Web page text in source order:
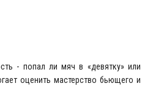
- попал ли мяч в «девятку» или
оценить мастерство бьющего и